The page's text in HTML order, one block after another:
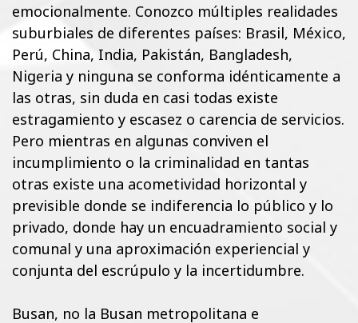
emocionalmente. Conozco múltiples realidades
suburbiales de diferentes países: Brasil, México,
Perú, China, India, Pakistán, Bangladesh,
Nigeria y ninguna se conforma idénticamente a
las otras, sin duda en casi todas existe
estragamiento y escasez o carencia de servicios.
Pero mientras en algunas conviven el
incumplimiento o la criminalidad en tantas
otras existe una acometividad horizontal y
previsible donde se indiferencia lo público y lo
privado, donde hay un encuadramiento social y
comunal y una aproximación experiencial y
conjunta del escrúpulo y la incertidumbre.
Busan, no la Busan metropolitana e